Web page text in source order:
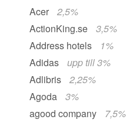
Acer
2,5%
ActionKing.se
3,5%
Address hotels
1%
Adidas
upp till 3%
Adlibris
2,25%
Agoda
3%
agood company
7,5%